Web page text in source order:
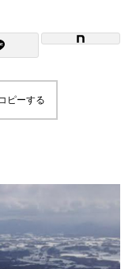
Ski Area
ピーする